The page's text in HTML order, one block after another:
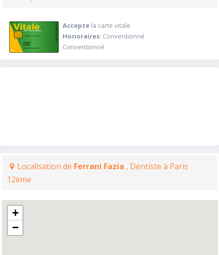
Acceptela carte vitale
Honoraires: Conventionné
Conventionné
Localisation de Ferrani Fazia , Dentiste à Paris
12ème
+
−